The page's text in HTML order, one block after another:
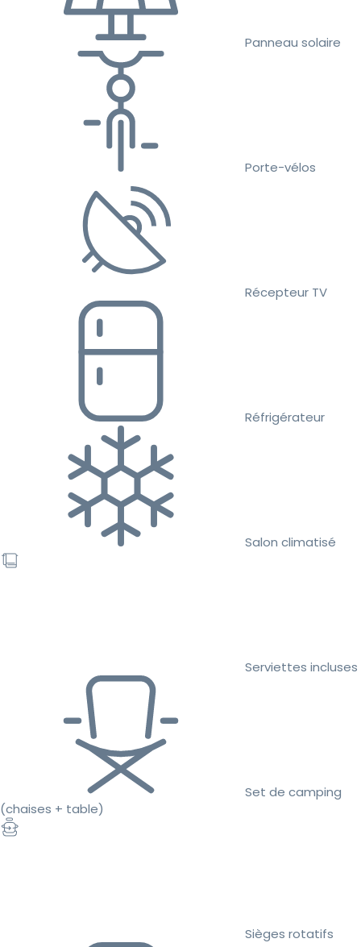
Panneau solaire
Porte-vélos
Récepteur TV
Réfrigérateur
Salon climatisé
Serviettes incluses
Set de camping
(chaises + table)
Sièges rotatifs